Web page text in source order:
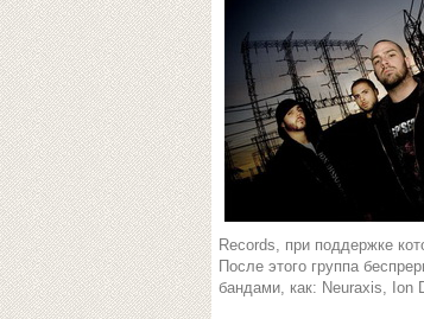
Records, при поддержке
После этого группа
бандами, как: Neuraxis, Ion